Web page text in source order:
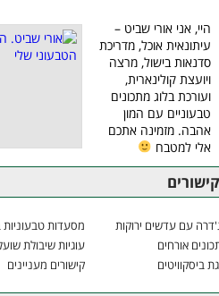
היי, אני אורי שביט –
עיתונאית אוכל, מדריכת
סדנאות בישול, מרצה
ויועצת קולינארית,
ועורכת בלוג מתכונים
טבעוניים עם המון
אהבה. מזמינה אתכם
אלי למטבח
קישורים
עם עדשים ירוקות
מסעדות
אורחים
עוגיות שיבולת
ביסקוויטים
קישורים מעניינים